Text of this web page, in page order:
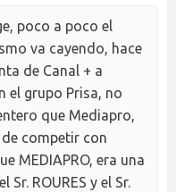
poco a poco el
va cayendo, hace
de Canal + a
el grupo Prisa, no
que Mediapro,
competir con
MEDIAPRO, era una
ROURES y el Sr.